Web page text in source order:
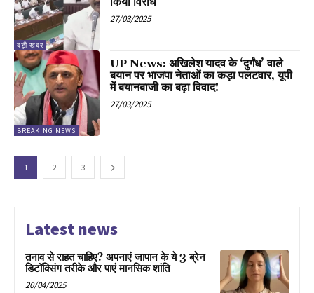
बड़ी खबर
27/03/2025
BREAKING NEWS
UP News: अखिलेश यादव के ‘दुर्गंध’ वाले
बयान पर भाजपा नेताओं का कड़ा पलटवार, यूपी
में बयानबाजी का बढ़ा विवाद!
27/03/2025
1 2 3
Latest news
तनाव से राहत चाहिए? अपनाएं जापान के ये 3 ब्रेन
डिटॉक्सिंग तरीके और पाएं मानसिक शांति
20/04/2025